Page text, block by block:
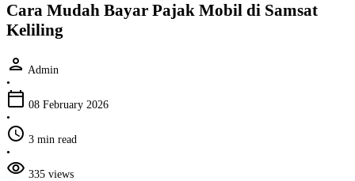
Cara Mudah Bayar Pajak Mobil di Samsat
Keliling
person Admin
•
calendar_today 08 February 2026
•
schedule 3 min read
•
visibility 335 views